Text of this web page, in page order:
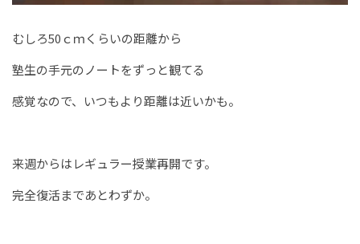
むしろ50ｃｍくらいの距離から
塾生の手元のノートをずっと観てる
感覚なので、いつもより距離は近いかも。
来週からはレギュラー授業再開です。
完全復活まであとわずか。